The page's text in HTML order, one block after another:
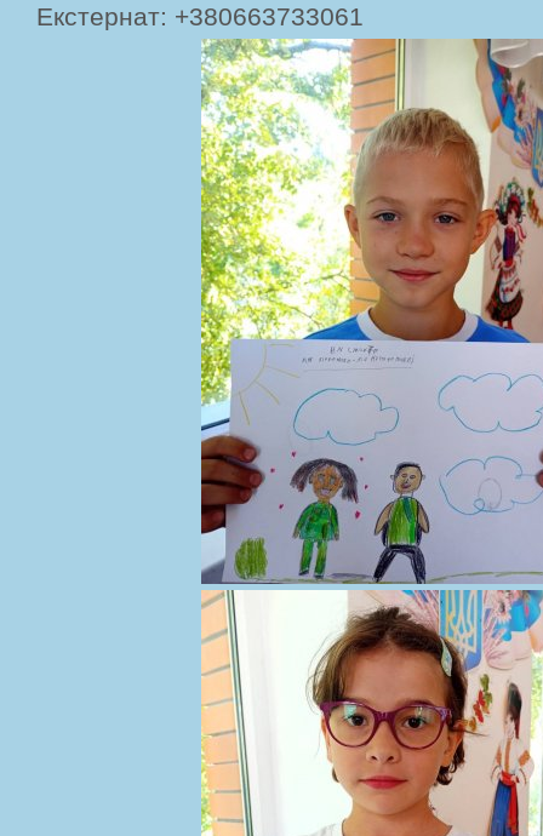
Екстернат: +380663733061